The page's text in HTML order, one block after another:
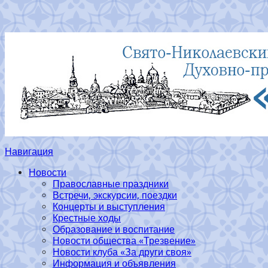
Навигация
Новости
Православные праздники
Встречи, экскурсии, поездки
Концерты и выступления
Крестные ходы
Образование и воспитание
Новости общества «Трезвение»
Новости клуба «За други своя»
Информация и объявления